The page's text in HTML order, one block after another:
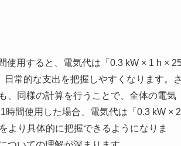
使用すると、電気代は「0.3 kW × 1 h ×
常的な支出を把握しやすくなります。さ
、同様の計算を行うことで、全体の電気
間使用した場合、電気代は「0.3 kW × 2
より具体的に把握できるようになりま